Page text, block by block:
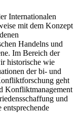
Internationalen
mit dem Konzept
Handelns und
Im Bereich der
historische wie
der bi- und
geht
Konfliktmanagement
und